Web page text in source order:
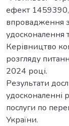
ефект
впровадження
удосконалення
Керівництво
розгляду
2024 році.
Результати
удосконаленні
послуги по
України.